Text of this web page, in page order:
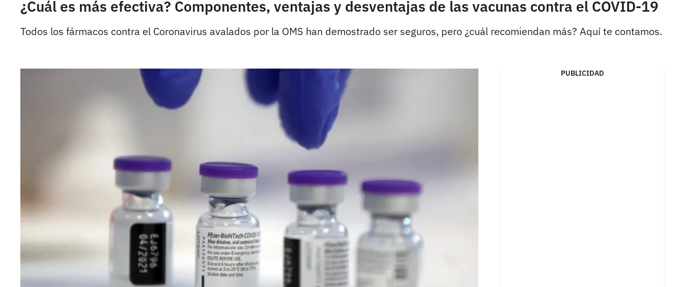
¿Cuál es más efectiva? Componentes, ventajas y desventajas de las vacunas contra el COVID-19
Todos los fármacos contra el Coronavirus avalados por la OMS han demostrado ser seguros, pero ¿cuál recomiendan más? Aquí te contamos.
PUBLICIDAD